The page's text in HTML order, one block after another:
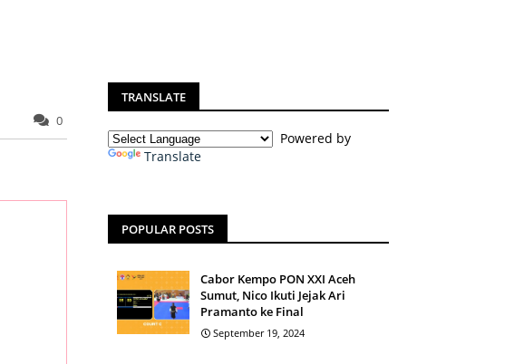
0
TRANSLATE
Powered by
Translate
POPULAR POSTS
Cabor Kempo PON XXI Aceh
Sumut, Nico Ikuti Jejak Ari
Pramanto ke Final
September 19, 2024